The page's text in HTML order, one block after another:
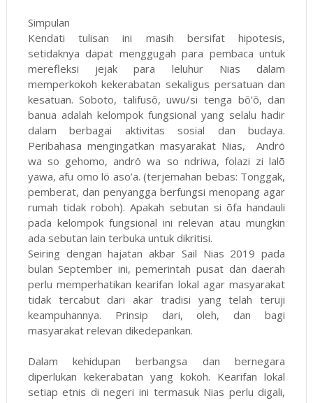
Simpulan
Kendati tulisan ini masih bersifat hipotesis,
setidaknya dapat menggugah para pembaca untuk
merefleksi jejak para leluhur Nias dalam
memperkokoh kekerabatan sekaligus persatuan dan
kesatuan. Soboto, talifusõ, uwu/si tenga bõ’õ, dan
banua adalah kelompok fungsional yang selalu hadir
dalam berbagai aktivitas sosial dan budaya.
Peribahasa mengingatkan masyarakat Nias, Andrö
wa so gehomo, andrö wa so ndriwa, folazi zi lalõ
yawa, afu omo lö aso’a. (terjemahan bebas: Tonggak,
pemberat, dan penyangga berfungsi menopang agar
rumah tidak roboh). Apakah sebutan si õfa handauli
pada kelompok fungsional ini relevan atau mungkin
ada sebutan lain terbuka untuk dikritisi.
Seiring dengan hajatan akbar Sail Nias 2019 pada
bulan September ini, pemerintah pusat dan daerah
perlu memperhatikan kearifan lokal agar masyarakat
tidak tercabut dari akar tradisi yang telah teruji
keampuhannya. Prinsip dari, oleh, dan bagi
masyarakat relevan dikedepankan.
Dalam kehidupan berbangsa dan bernegara
diperlukan kekerabatan yang kokoh. Kearifan lokal
setiap etnis di negeri ini termasuk Nias perlu digali,